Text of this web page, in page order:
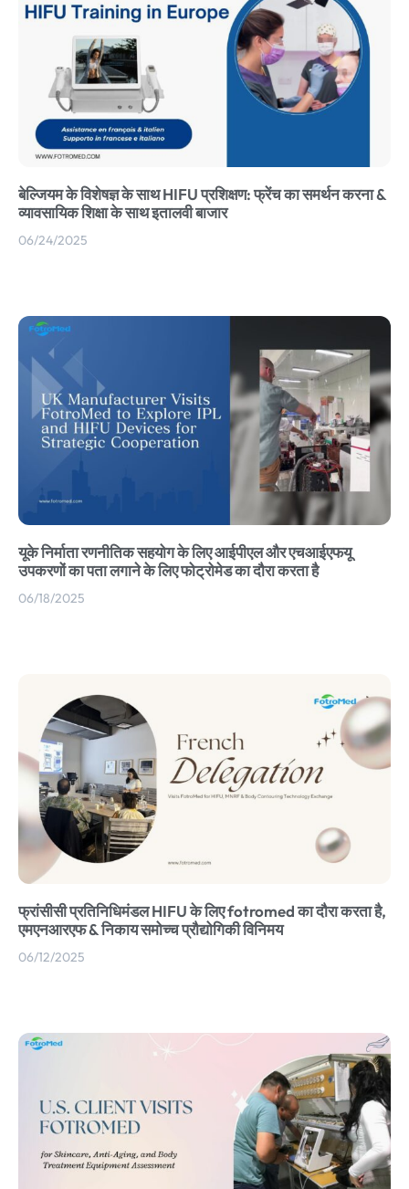
बेल्जियम के विशेषज्ञ के साथ HIFU प्रशिक्षण: फ्रेंच का समर्थन करना &
व्यावसायिक शिक्षा के साथ इतालवी बाजार
06/24/2025
यूके निर्माता रणनीतिक सहयोग के लिए आईपीएल और एचआईएफयू
उपकरणों का पता लगाने के लिए फोट्रोमेड का दौरा करता है
06/18/2025
फ्रांसीसी प्रतिनिधिमंडल HIFU के लिए fotromed का दौरा करता है,
एमएनआरएफ & निकाय समोच्च प्रौद्योगिकी विनिमय
06/12/2025